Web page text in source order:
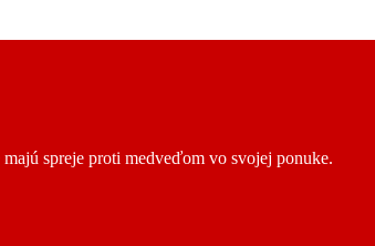
spreje proti medveďom vo svojej ponuke.